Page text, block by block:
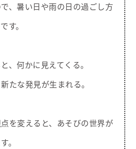
、暑い日や雨の日の過ごし方
す。
、何かに見えてくる。
たな発見が生まれる。
を変えると、あそびの世界が
。